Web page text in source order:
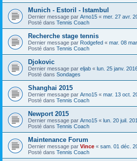
Munich - Estoril - Istambul
Dernier message par Arno15 « mer. 27 avr.
Posté dans Tennis Coach
Recherche stage tennis
Dernier message par Rodgefed « mar. 08
Posté dans Tennis Coach
Djokovic
Dernier message par eljab « lun. 25 janv.
Posté dans Sondages
Shanghai 2015
Dernier message par Arno15 « mar. 13 oct.
Posté dans Tennis Coach
Newport 2015
Dernier message par Arno15 « lun. 20 juil.
Posté dans Tennis Coach
Maintenance Forum
Dernier message par Vince « sam. 01 déc.
Posté dans Tennis Coach